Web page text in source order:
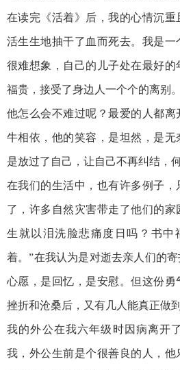
在读完《活着》后，我的心情沉
活生生地抽干了血而死去。我是一
很难想象，自己的儿子处在最好
福贵，接受了身边人一个个的离别。
他怎么会不难过呢？最爱的人都
牛相依，他的笑容，是坦然，是
是放过了自己，让自己不再纠结，
在我们的生活中，也有许多例子
了，许多自然灾害带走了他们的
生就以泪洗脸悲痛度日吗？书中
着。”在我认为是对逝去亲人们的
心愿，是回忆，是安慰。但这份
挫折和沧桑后，又有几人能真正做
我的外公在我六年级时因病离开
我，外公生前是个很善良的人，